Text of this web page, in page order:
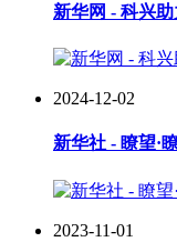
新华网 - 科兴
2024-12-02
新华社 - 瞭望·
2023-11-01